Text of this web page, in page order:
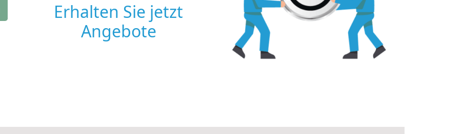
Erhalten Sie jetzt
Angebote